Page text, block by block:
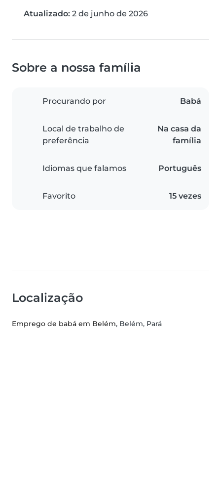
Atualizado: 2 de junho de 2026
Sobre a nossa família
Procurando por Babá
Local de trabalho de
preferência
Na casa da
família
Idiomas que falamos Português
Favorito 15 vezes
Localização
Emprego de babá em Belém, Belém, Pará